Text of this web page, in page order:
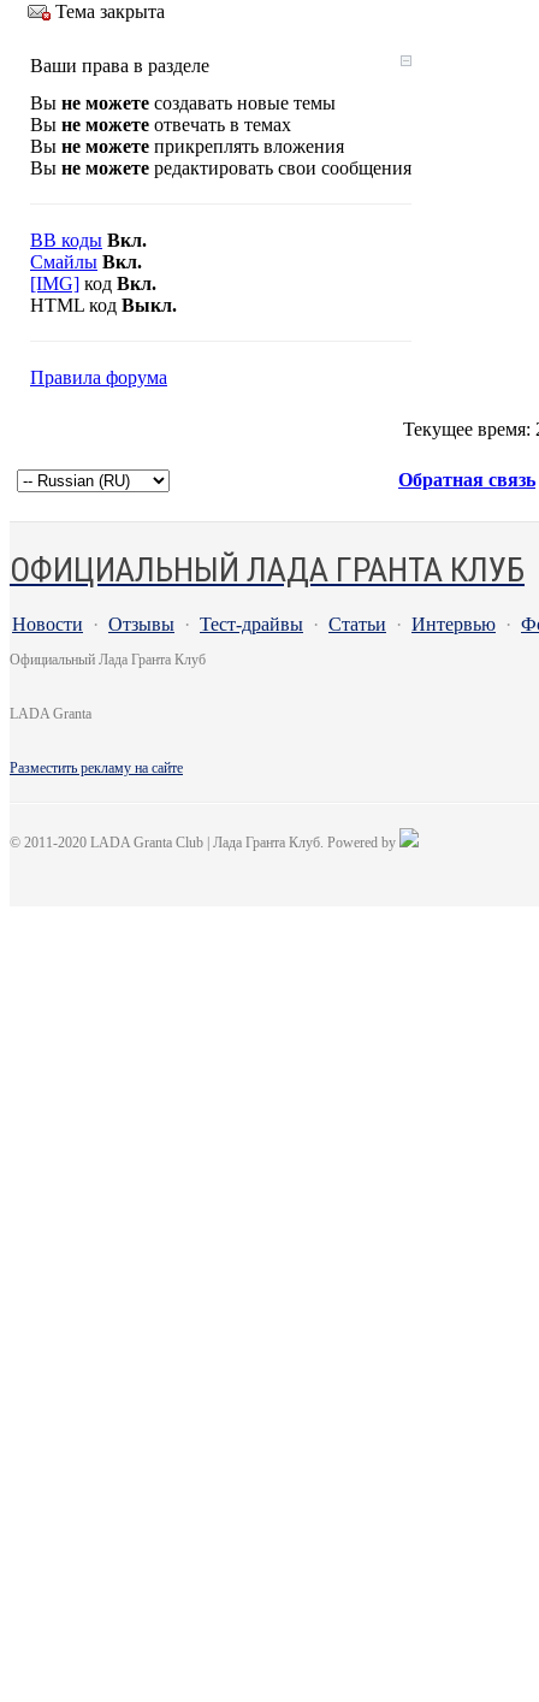
Тема закрыта
Ваши права в разделе
Вы не можете создавать новые темы
Вы не можете отвечать в темах
Вы не можете прикреплять вложения
Вы не можете редактировать свои сообщения
BB коды Вкл.
Смайлы Вкл.
[IMG] код Вкл.
HTML код Выкл.
Правила форума
Текущее время:
Обратная связь
ОФИЦИАЛЬНЫЙ ЛАДА ГРАНТА КЛУБ
Новости · Отзывы · Тест-драйвы · Статьи · Интервью ·
Официальный Лада Гранта Клуб
LADA Granta
Разместить рекламу на сайте
© 2011-2020 LADA Granta Club | Лада Гранта Клуб. Powered by